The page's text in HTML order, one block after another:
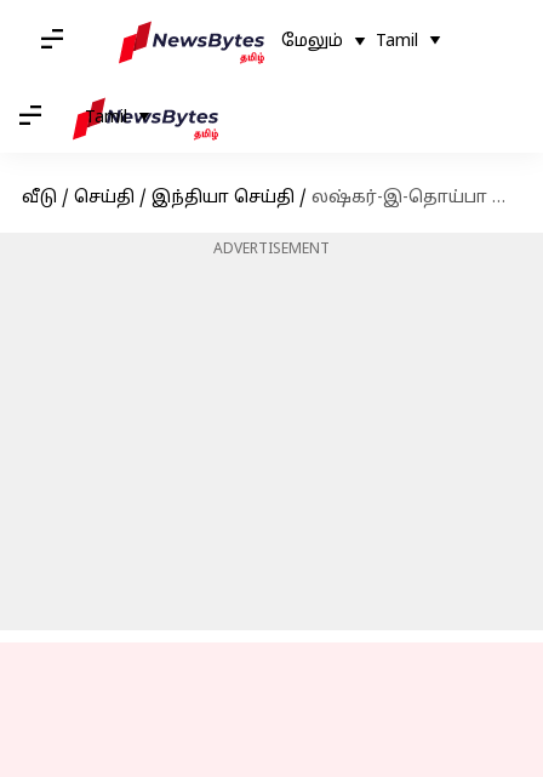
மேலும் Tamil
Tamil
வீடு / செய்தி / இந்தியா செய்தி / லஷ்கர்-இ-தொய்பா அமைப்பின் முக்கிய தளபதி ஜாகிர் கனாய் இந்தியா ராணுவத்தால் கொல்லப்பட்டார்
ADVERTISEMENT